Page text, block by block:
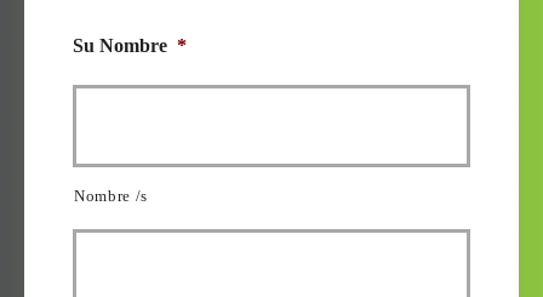
Su Nombre *
Nombre /s